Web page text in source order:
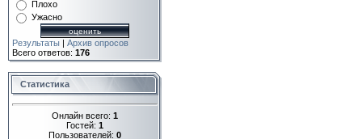
Плохо
Ужасно
Результаты | Архив опросов
Всего ответов: 176
Статистика
Онлайн всего: 1
Гостей: 1
Пользователей: 0